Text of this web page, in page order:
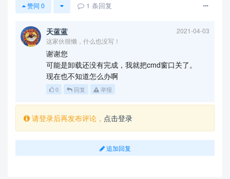
赞同 0 1 条回复
天蓝蓝
2021-04-03
这家伙很懒，什么也没写！
谢谢您
可能是卸载还没有完成，我就把cmd窗口关了。
现在也不知道怎么办啊
0 回复 举报
请登录后再发布评论， 点击登录
追加回复